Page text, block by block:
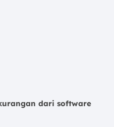
dari software